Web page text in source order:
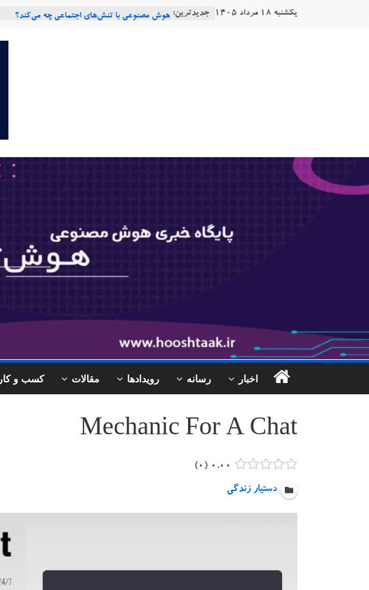
یکشنبه ۱۸ مرداد ۱۴۰۵ جدیدترین: Consensus.app
دستاورد تازه ایلان ماسک؛ هوش مصنوعی با لهجه
خبری
مصنوعی
اخبار رسانه رویدادها مقالات کسب و کار
Mechanic For A Chat
۰.۰۰ ۰
دستیار زندگی